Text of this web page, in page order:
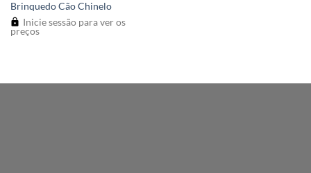
Brinquedo Cão Chinelo
Inicie sessão para ver os
preços